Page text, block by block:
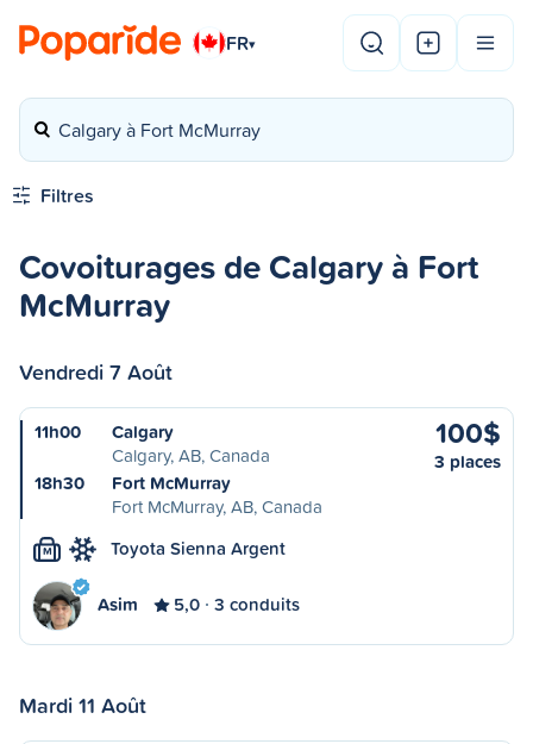
FR▾
Calgary à Fort McMurray
Filtres
Covoiturages de Calgary à Fort
McMurray
Vendredi 7 Août
11h00
Calgary
Calgary, AB, Canada
18h30
Fort McMurray
Fort McMurray, AB, Canada
100$
3 places
M Toyota Sienna Argent
Asim 5,0 3 conduits
Mardi 11 Août